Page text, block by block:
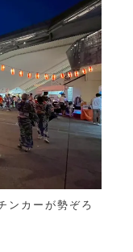
ンカーが勢ぞろ